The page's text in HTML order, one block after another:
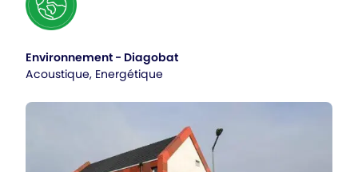
Environnement - Diagobat
Acoustique, Energétique